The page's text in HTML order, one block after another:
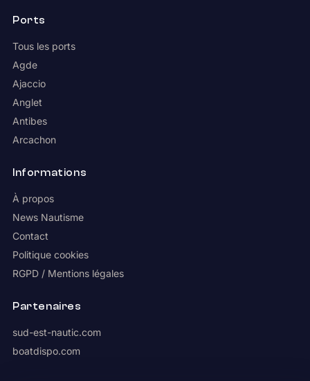
Ports
Tous les ports
Agde
Ajaccio
Anglet
Antibes
Arcachon
Informations
À propos
News Nautisme
Contact
Politique cookies
RGPD / Mentions légales
Partenaires
sud-est-nautic.com
boatdispo.com